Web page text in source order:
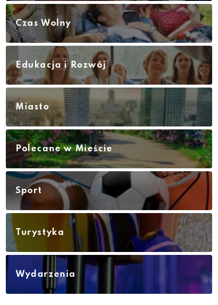
Czas Wolny
Edukacja i Rozwój
Miasto
Polecane w Mieście
Sport
Turystyka
Wydarzenia